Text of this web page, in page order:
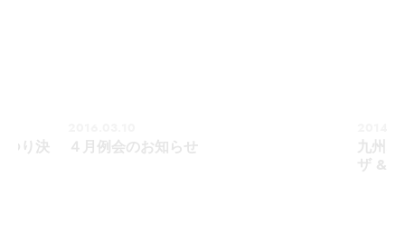
つり決 ４月例会のお知らせ
九州
ザ &